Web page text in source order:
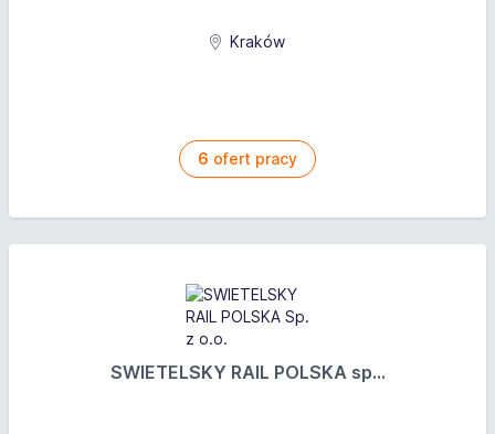
Kraków
6 ofert pracy
SWIETELSKY RAIL POLSKA sp...